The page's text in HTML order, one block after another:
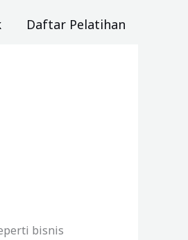
Daftar Pelatihan
bisnis